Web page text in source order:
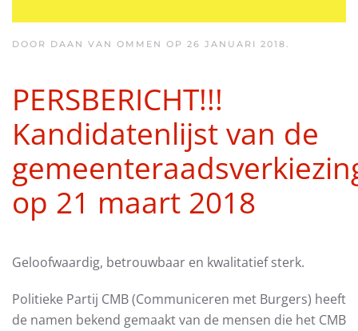
DOOR DAAN VAN OMMEN OP 26 JANUARI 2018.
PERSBERICHT!!!
Kandidatenlijst van de
op 21 maart 2018
Geloofwaardig, betrouwbaar en kwalitatief sterk.
Politieke Partij CMB (Communiceren met Burgers) heeft
de namen bekend gemaakt van de mensen die het CMB